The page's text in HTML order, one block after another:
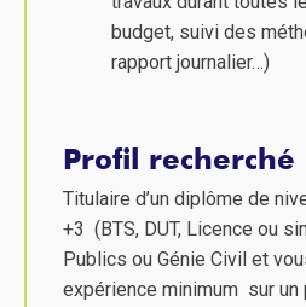
budget, suivi des
rapport journalier…)
Profil recherché
Titulaire d’un diplôme de
+3 (BTS, DUT, Licence ou
Publics ou Génie Civil et
expérience minimum sur